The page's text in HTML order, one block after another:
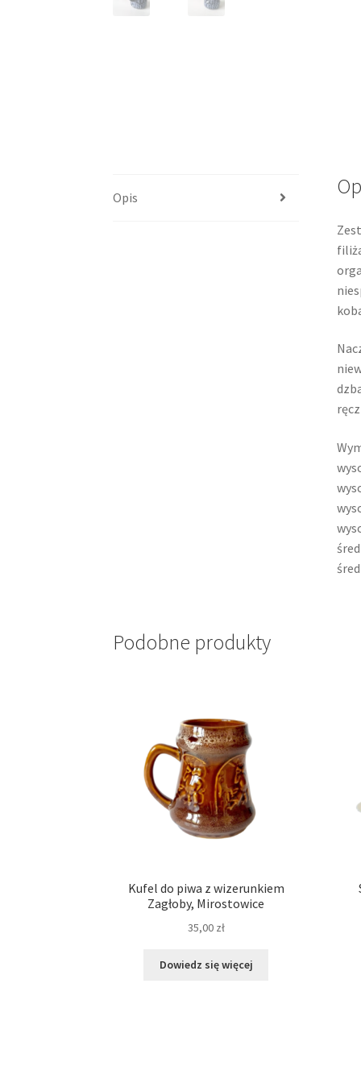
Opis
Podobne produkty
Kufel do piwa z wizerunkiem
Zagłoby, Mirostowice
35,00 zł
Dowiedz się więcej